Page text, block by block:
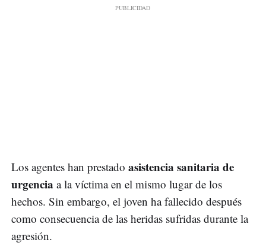
Los agentes han prestado asistencia sanitaria de
urgencia a la víctima en el mismo lugar de los
hechos. Sin embargo, el joven ha fallecido después
como consecuencia de las heridas sufridas durante la
agresión.